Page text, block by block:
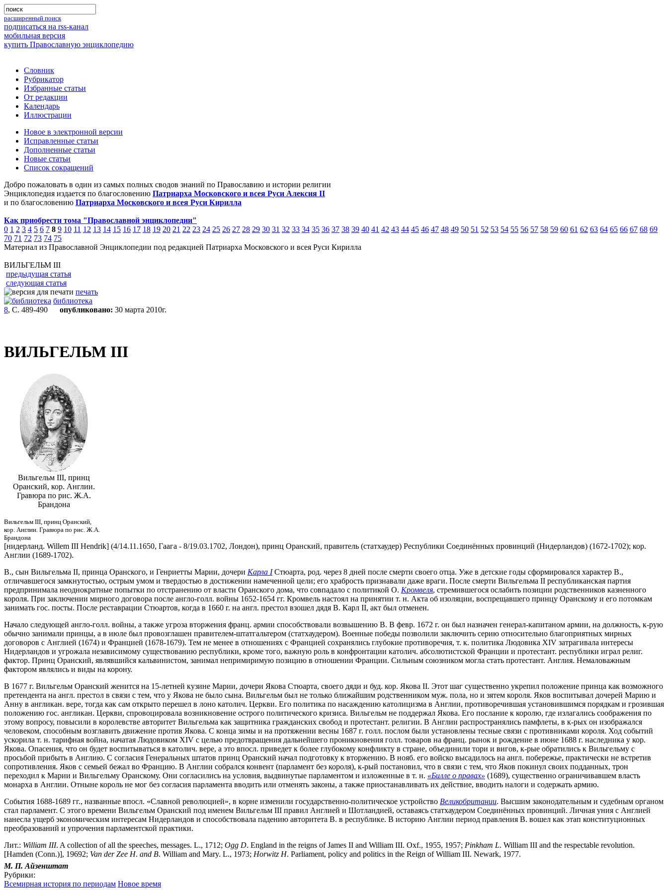
расширенный поиск
подписаться на rss-канал
мобильная версия
купить Православную энциклопедию
Словник
Рубрикатор
Избранные статьи
От редакции
Календарь
Иллюстрации
Новое в электронной версии
Исправленные статьи
Дополненные статьи
Новые статьи
Список сокращений
Добро пожаловать в один из самых полных сводов знаний по Православию и истории религии
Энциклопедия издается по благословению Патриарха Московского и всея Руси Алексия II
и по благословению Патриарха Московского и всея Руси Кирилла
Как приобрести тома "Православной энциклопедии"
0 1 2 3 4 5 6 7 8 9 10 11 12 13 14 15 16 17 18 19 20 21 22 23 24 25 26 27 28 29 30 31 32 33 34 35 36 37 38 39 40 41 42 43 44 45 46 47 48 49 50 51 52 53 54 55 56 57 58 59 60 61 62 63 64 65 66 67 68 69
70 71 72 73 74 75
Материал из Православной Энциклопедии под редакцией Патриарха Московского и всея Руси Кирилла
ВИЛЬГЕЛЬМ III
предыдущая статья
следующая статья
печать
библиотека
8, С. 489-490 опубликовано: 30 марта 2010г.
ВИЛЬГЕЛЬМ III
Вильгельм III, принц
Оранский, кор. Англии.
Гравюра по рис. Ж.А.
Брандона
Вильгельм III, принц Оранский,
кор. Англии. Гравюра по рис. Ж.А.
Брандона
[нидерланд. Willem III Hendrik] (4/14.11.1650, Гаага - 8/19.03.1702, Лондон), принц Оранский, правитель (статхаудер) Республики Соединённых провинций (Нидерландов) (1672-1702); кор.
Англии (1689-1702).
В., сын Вильгельма II, принца Оранского, и Генриетты Марии, дочери Карла IСтюарта, род. через 8 дней после смерти своего отца. Уже в детские годы сформировался характер В.,
отличавшегося замкнутостью, острым умом и твердостью в достижении намеченной цели; его храбрость признавали даже враги. После смерти Вильгельма II республиканская партия
предпринимала неоднократные попытки по отстранению от власти Оранского дома, что совпадало с политикой О. Кромвеля, стремившегося ослабить позиции родственников казненного
короля. При заключении мирного договора после англо-голл. войны 1652-1654 гг. Кромвель настоял на принятии т. н. Акта об изоляции, воспрещавшего принцу Оранскому и его потомкам
занимать гос. посты. После реставрации Стюартов, когда в 1660 г. на англ. престол взошел дядя В. Карл II, акт был отменен.
Начало следующей англо-голл. войны, а также угроза вторжения франц. армии способствовали возвышению В. В февр. 1672 г. он был назначен генерал-капитаном армии, на должность, к-рую
обычно занимали принцы, а в июле был провозглашен правителем-штатгальтером (статхаудером). Военные победы позволили заключить серию относительно благоприятных мирных
договоров с Англией (1674) и Францией (1678-1679). Тем не менее в отношениях с Францией сохранялись глубокие противоречия, т. к. политика Людовика XIV затрагивала интересы
Нидерландов и угрожала независимому существованию республики, кроме того, важную роль в конфронтации католич. абсолютистской Франции и протестант. республики играл религ.
фактор. Принц Оранский, являвшийся кальвинистом, занимал непримиримую позицию в отношении Франции. Сильным союзником могла стать протестант. Англия. Немаловажным
фактором являлись и виды на корону.
В 1677 г. Вильгельм Оранский женится на 15-летней кузине Марии, дочери Якова Стюарта, своего дяди и буд. кор. Якова II. Этот шаг существенно укрепил положение принца как возможного
претендента на англ. престол в связи с тем, что у Якова не было сына. Вильгельм был не только ближайшим родственником муж. пола, но и зятем короля. Яков воспитывал дочерей Марию и
Анну в англикан. вере, тогда как сам открыто перешел в лоно католич. Церкви. Его политика по насаждению католицизма в Англии, противоречившая установившимся порядкам и грозившая
положению гос. англикан. Церкви, спровоцировала возникновение острого политического кризиса. Вильгельм не поддержал Якова. Его послание к королю, где излагались соображения по
этому вопросу, повысили в королевстве авторитет Вильгельма как защитника гражданских свобод и протестант. религии. В Англии распространялись памфлеты, в к-рых он изображался
человеком, способным возглавить движение против Якова. С конца зимы и на протяжении весны 1687 г. голл. послом были установлены тесные связи с противниками короля. Ход событий
ускорила т. н. тарифная война, начатая Людовиком XIV с целью предотвращения дальнейшего проникновения голл. товаров на франц. рынок и рождение в июне 1688 г. наследника у кор.
Якова. Опасения, что он будет воспитываться в католич. вере, а это впосл. приведет к более глубокому конфликту в стране, объединили тори и вигов, к-рые обратились к Вильгельму с
просьбой прибыть в Англию. С согласия Генеральных штатов принц Оранский начал подготовку к вторжению. В нояб. его войско высадилось на англ. побережье, практически не встретив
сопротивления. Яков с семьей бежал во Францию. В Англии собрался конвент (парламент без короля), к-рый постановил, что в связи с тем, что Яков покинул своих подданных, трон
переходил к Марии и Вильгельму Оранскому. Они согласились на условия, выдвинутые парламентом и изложенные в т. н. «Билле о правах» (1689), существенно ограничивавшем власть
монарха в Англии. Отныне король не мог без согласия парламента вводить или отменять законы, а также приостанавливать их действие, вводить налоги и содержать армию.
События 1688-1689 гг., названные впосл. «Славной революцией», в корне изменили государственно-политическое устройство Великобритании. Высшим законодательным и судебным органом
стал парламент. С этого времени Вильгельм Оранский под именем Вильгельм III правил Англией и Шотландией, оставаясь статхаудером Соединённых провинций. Личная уния с Англией
нанесла ущерб экономическим интересам Нидерландов и способствовала падению авторитета В. в республике. В историю Англии период правления В. вошел как этап конституционных
преобразований и упрочения парламентской практики.
Лит.: William III. A collection of all the speeches, messages. L., 1712; Ogg D. England in the reigns of James II and William III. Oxf., 1955, 1957; Pinkham L. William III and the respectable revolution.
[Hamden (Conn.)], 19692; Van der Zee H. and B. William and Mary. L., 1973; Horwitz H. Parliament, policy and politics in the Reign of William III. Newark, 1977.
М. П. Айзенштат
Рубрики:
Всемирная история по периодам Новое время